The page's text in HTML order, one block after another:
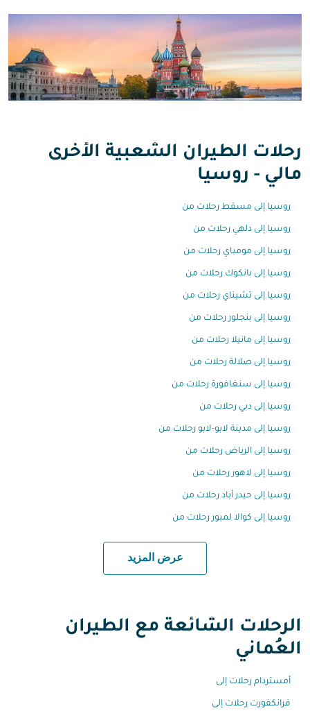
رحلات الطيران الشعبية الأخرى
مالي - روسيا
روسيا إلى مسقط رحلات من
روسيا إلى دلهي رحلات من
روسيا إلى مومباي رحلات من
روسيا إلى بانكوك رحلات من
روسيا إلى تشيناي رحلات من
روسيا إلى بنجلور رحلات من
روسيا إلى مانيلا رحلات من
روسيا إلى صلالة رحلات من
روسيا إلى سنغافورة رحلات من
روسيا إلى دبي رحلات من
روسيا إلى مدينة لابو-لابو رحلات من
روسيا إلى الرياض رحلات من
روسيا إلى لاهور رحلات من
روسيا إلى حيدر أباد رحلات من
روسيا إلى كوالا لمبور رحلات من
عرض المزيد
الرحلات الشائعة مع الطيران
العُماني
أمستردام رحلات إلى
فرانكفورت رحلات إلى